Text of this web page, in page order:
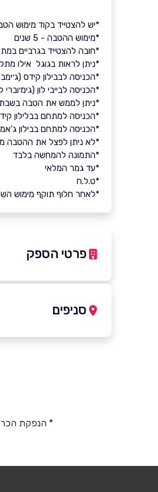
*יש להצטייד בקוד מימוש
*מימוש ההטבה - 5 שנים
*חובה להצטייד בגרביים
*ניתן לראות בגוגל אילו
*הכניסה לבבילון קידס
*הכניסה לבייבי לון (גימ׳וברי
*ניתן לממש את הטבה
*הכניסה למתחם בבלילון קידס
*הכניסה למתחם בבילון ג'אמפ
*לא ניתן לפצל את ההטבה
*התמונה להמחשה בלבד
*עד גמר המלאי
*ט.ל.ח
*לאחר חלוף תוקף מימוש
פרטי הספק
סניפים
קניון שער הצפון ,
* הנפקת